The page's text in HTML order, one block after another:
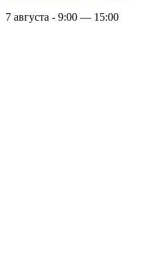
7 августа - 9:00 — 15:00